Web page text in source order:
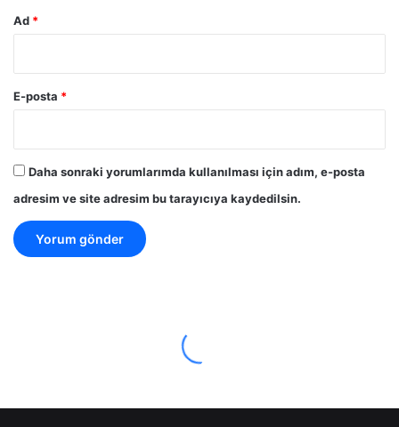
Ad *
E-posta *
Daha sonraki yorumlarımda kullanılması için adım, e-posta
adresim ve site adresim bu tarayıcıya kaydedilsin.